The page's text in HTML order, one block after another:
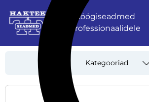
Köögiseadmed
professionaalidele
Kategooriad